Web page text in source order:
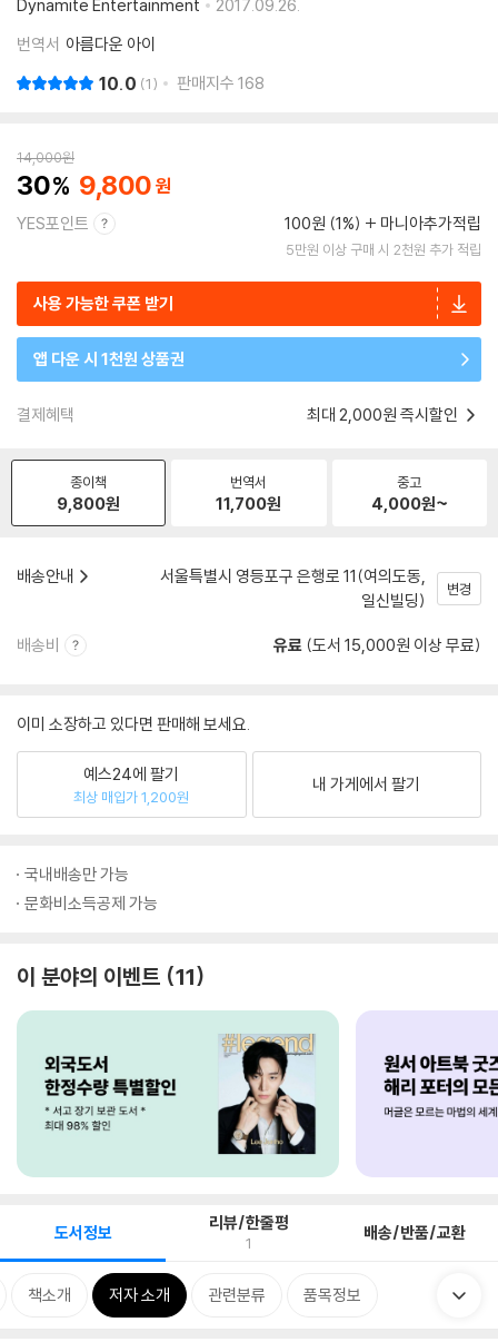
Dynamite Entertainment
2017.09.26.
번역서 아름다운 아이
10.0 1 판매지수 168
14,000원
30 9,800
YES포인트 100원 (1%) 마니아추가적립
5만원 이상 구매 시 2천원 추가 적립
사용 가능한 쿠폰 받기
앱 다운 시 1천원 상품권
결제혜택 최대 2,000원 즉시할인
종이책
9,800원
번역서
11,700원
중고
4,000원~
배송안내
서울특별시 영등포구 은행로 11(여의도동,
일신빌딩)
변경
배송비 유료 (도서 15,000원 이상 무료)
이미 소장하고 있다면 판매해 보세요.
예스24에 팔기
최상 매입가 1,200원
내 가게에서 팔기
국내배송만 가능
문화비소득공제 가능
이 분야의 이벤트 11
도서정보 리뷰/한줄평
1 배송/반품/교환
책소개 저자 소개 관련분류 품목정보